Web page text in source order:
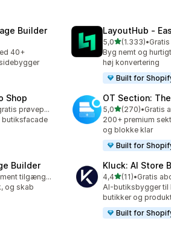
Builder
40+
LayoutHub ‑
5,0ud af 5 stjerner
(1.333)
1333 anmeldelser i
•
Byg nemt og
høj konvertering
Built for
Shop
Mulighed for gratis prøveperiode
butiksfacade
OT Section:
5,0ud af 5 stjerner
(270)
270 anmeldelser i
•Gratis
200+ premium
og blokke klar
Built for
Builder
Gratis abonnement tilgængeligt
og skab
Kluck: AI Store
4,4ud af 5 stjerner
(11)
11 anmeldelser i alt
•
AI-butiksbygger til
butikker og
Built for